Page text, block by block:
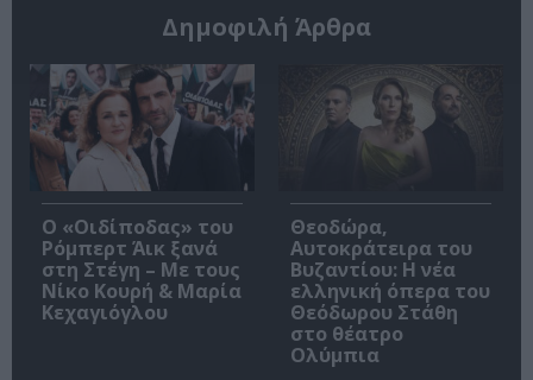
Δημοφιλή Άρθρα
O «Οιδίποδας» του
Ρόμπερτ Άικ ξανά
στη Στέγη – Με τους
Νίκο Κουρή & Μαρία
Κεχαγιόγλου
Θεοδώρα,
Αυτοκράτειρα του
Βυζαντίου: Η νέα
ελληνική όπερα του
Θεόδωρου Στάθη
στο θέατρο
Ολύμπια